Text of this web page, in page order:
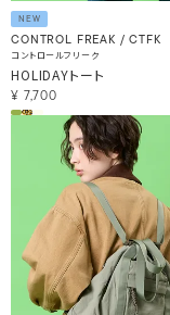
NEW
CONTROL FREAK / CTFK
コントロールフリーク
HOLIDAYトート
¥ 7,700